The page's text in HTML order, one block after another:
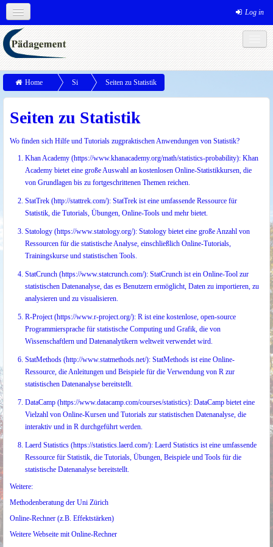
English (en)
Theme colours
MS-Office Links
Log in
Home
Si
te
p
es
Seiten zu Statistik
Seiten zu Statistik
Wo finden sich Hilfe und Tutorials zugpraktischen Anwendungen von Statistik?
Khan Academy (https://www.khanacademy.org/math/statistics-probability): Khan
Academy bietet eine große Auswahl an kostenlosen Online-Statistikkursen, die
von Grundlagen bis zu fortgeschrittenen Themen reichen.
StatTrek (http://stattrek.com/): StatTrek ist eine umfassende Ressource für
Statistik, die Tutorials, Übungen, Online-Tools und mehr bietet.
Statology (https://www.statology.org/): Statology bietet eine große Anzahl von
Ressourcen für die statistische Analyse, einschließlich Online-Tutorials,
Trainingskurse und statistischen Tools.
StatCrunch (https://www.statcrunch.com/): StatCrunch ist ein Online-Tool zur
statistischen Datenanalyse, das es Benutzern ermöglicht, Daten zu importieren, zu
analysieren und zu visualisieren.
R-Project (https://www.r-project.org/): R ist eine kostenlose, open-source
Programmiersprache für statistische Computing und Grafik, die von
Wissenschaftlern und Datenanalytikern weltweit verwendet wird.
StatMethods (http://www.statmethods.net/): StatMethods ist eine Online-
Ressource, die Anleitungen und Beispiele für die Verwendung von R zur
statistischen Datenanalyse bereitstellt.
DataCamp (https://www.datacamp.com/courses/statistics): DataCamp bietet eine
Vielzahl von Online-Kursen und Tutorials zur statistischen Datenanalyse, die
interaktiv und in R durchgeführt werden.
Laerd Statistics (https://statistics.laerd.com/): Laerd Statistics ist eine umfassende
Ressource für Statistik, die Tutorials, Übungen, Beispiele und Tools für die
statistische Datenanalyse bereitstellt.
Weitere:
Methodenberatung der Uni Zürich
Online-Rechner (z.B. Effektstärken)
Weitere Webseite mit Online-Rechner